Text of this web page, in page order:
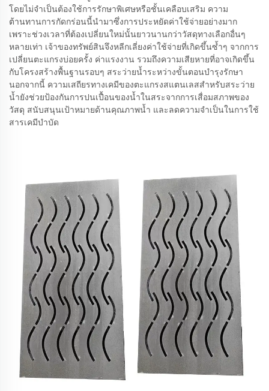
โดยไม่จำเป็นต้องใช้การรักษาพิเศษหรือชั้นเคลือบเสริม ความ
ต้านทานการกัดกร่อนนี้นำมาซึ่งการประหยัดค่าใช้จ่ายอย่างมาก
เพราะช่วงเวลาที่ต้องเปลี่ยนใหม่นั้นยาวนานกว่าวัสดุทางเลือกอื่นๆ
หลายเท่า เจ้าของทรัพย์สินจึงหลีกเลี่ยงค่าใช้จ่ายที่เกิดขึ้นซ้ำๆ จากการ
เปลี่ยนตะแกรงบ่อยครั้ง ค่าแรงงาน รวมถึงความเสียหายที่อาจเกิดขึ้น
กับโครงสร้างพื้นฐานรอบๆ สระว่ายน้ำระหว่างขั้นตอนบำรุงรักษา
นอกจากนี้ ความเสถียรทางเคมีของตะแกรงสแตนเลสสำหรับสระว่าย
น้ำยังช่วยป้องกันการปนเปื้อนของน้ำในสระจากการเสื่อมสภาพของ
วัสดุ สนับสนุนเป้าหมายด้านคุณภาพน้ำ และลดความจำเป็นในการใช้
สารเคมีบำบัด